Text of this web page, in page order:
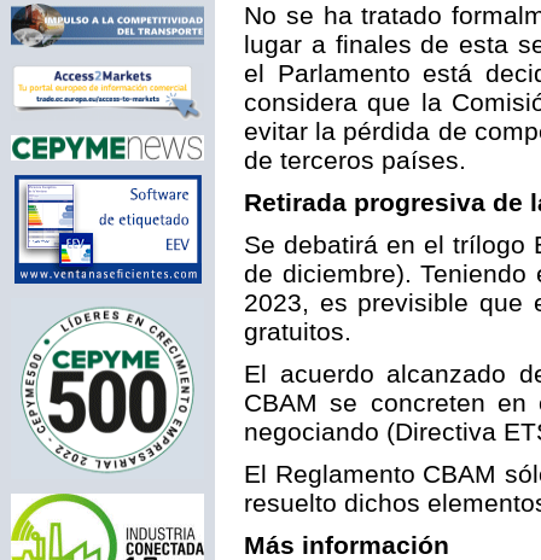
No se ha tratado
lugar a finales de esta
el Parlamento está
considera que la
evitar la pérdida de
de terceros países.
Retirada progresiva de
Se debatirá en el trílogo
de diciembre).
2023, es previsible que
gratuitos.
El acuerdo alcanzado
CBAM se concreten
negociando (Directiva
El Reglamento CBAM
resuelto dichos
Más información